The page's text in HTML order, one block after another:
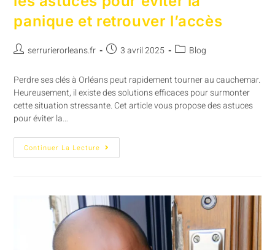
panique et retrouver l’accès
serrurierorleans.fr 3 avril 2025 Blog
Perdre ses clés à Orléans peut rapidement tourner au cauchemar.
Heureusement, il existe des solutions efficaces pour surmonter
cette situation stressante. Cet article vous propose des astuces
pour éviter la…
Continuer La Lecture